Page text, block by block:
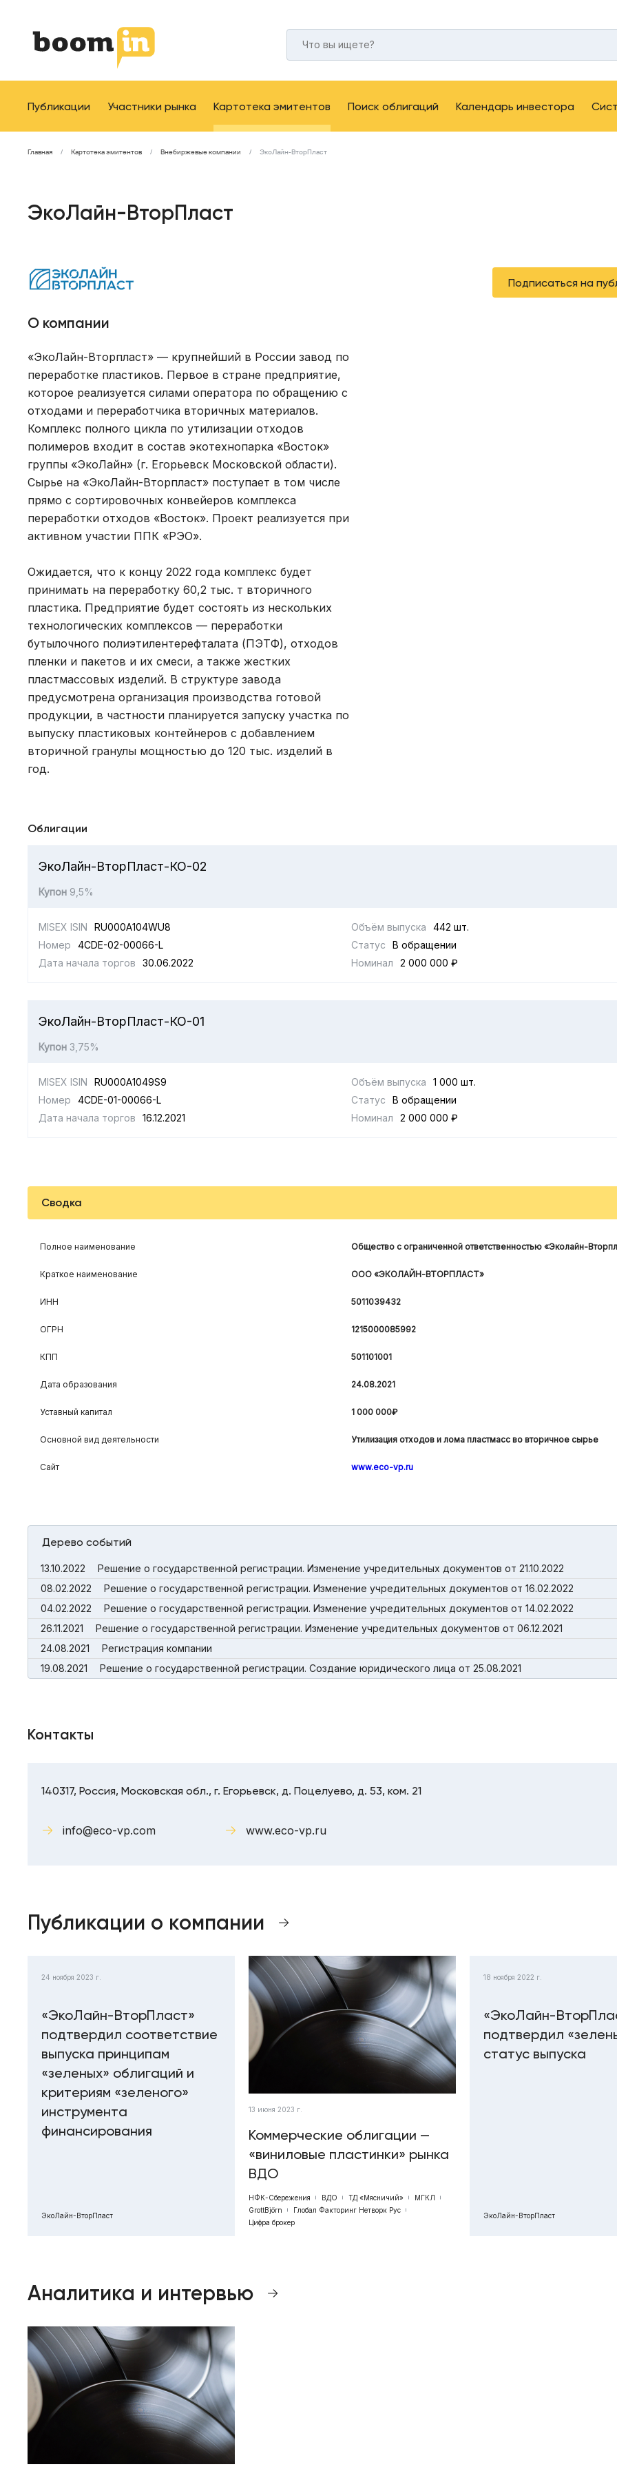
Публикации Участники рынка Картотека эмитентов Поиск облигаций Календарь инвестора
Главная Картотека эмитентов Внебиржевые компании ЭкоЛайн-ВторПласт
ЭкоЛайн-ВторПласт
Подписаться на
О компании
«ЭкоЛайн-Вторпласт» — крупнейший в России завод по
переработке пластиков. Первое в стране предприятие,
которое реализуется силами оператора по обращению с
отходами и переработчика вторичных материалов.
Комплекс полного цикла по утилизации отходов
полимеров входит в состав экотехнопарка «Восток»
группы «ЭкоЛайн» (г. Егорьевск Московской области).
Сырье на «ЭкоЛайн-Вторпласт» поступает в том числе
прямо с сортировочных конвейеров комплекса
переработки отходов «Восток». Проект реализуется при
активном участии ППК «РЭО».
Ожидается, что к концу 2022 года комплекс будет
принимать на переработку 60,2 тыс. т вторичного
пластика. Предприятие будет состоять из нескольких
технологических комплексов — переработки
бутылочного полиэтилентерефталата (ПЭТФ), отходов
пленки и пакетов и их смеси, а также жестких
пластмассовых изделий. В структуре завода
предусмотрена организация производства готовой
продукции, в частности планируется запуску участка по
выпуску пластиковых контейнеров с добавлением
вторичной гранулы мощностью до 120 тыс. изделий в
год.
Облигации
ЭкоЛайн-ВторПласт-КО-02
Купон 9,5%
MISEX ISIN RU000A104WU8 Объём выпуска
442 шт.
Номер
4CDE-02-00066-L Статус
В обращении
Дата начала торгов
30.06.2022 Номинал 2 000 000 ₽
ЭкоЛайн-ВторПласт-КО-01
Купон 3,75%
MISEX ISIN RU000A1049S9 Объём выпуска
1 000 шт.
Номер
4CDE-01-00066-L Статус
В обращении
Дата начала торгов
16.12.2021 Номинал 2 000 000 ₽
Сводка
Полное наименование Общество с ограниченной ответственностью «Эколайн-
Краткое наименование ООО «ЭКОЛАЙН-ВТОРПЛАСТ»
ИНН 5011039432
ОГРН 1215000085992
КПП 501101001
Дата образования 24.08.2021
Уставный капитал 1 000 000₽
Основной вид деятельности Утилизация отходов и лома пластмасс во вторичное сырье
Сайт www.eco-vp.ru
Дерево событий
13.10.2022
Решение о государственной регистрации. Изменение учредительных документов от 21.10.2022
08.02.2022
Решение о государственной регистрации. Изменение учредительных документов от 16.02.2022
04.02.2022
Решение о государственной регистрации. Изменение учредительных документов от 14.02.2022
26.11.2021
Решение о государственной регистрации. Изменение учредительных документов от 06.12.2021
24.08.2021
Регистрация компании
19.08.2021
Решение о государственной регистрации. Создание юридического лица от 25.08.2021
Контакты
140317, Россия, Московская обл., г. Егорьевск, д. Поцелуево, д. 53, ком. 21
info@eco-vp.com www.eco-vp.ru
Публикации о компании
24 ноября 2023 г.
«ЭкоЛайн-ВторПласт»
подтвердил соответствие
выпуска принципам
«зеленых» облигаций и
критериям «зеленого»
инструмента
финансирования
ЭкоЛайн-ВторПласт
13 июня 2023 г.
Коммерческие облигации —
«виниловые пластинки» рынка
ВДО
НФК-Сбережения ВДО ТД «Мясничий»
МГКЛ
GrottBjörn
Глобал Факторинг Нетворк Рус
Цифра брокер
18 ноября 2022 г.
«ЭкоЛайн-
подтвердил
статус выпуска
ЭкоЛайн-ВторПласт
Аналитика и интервью